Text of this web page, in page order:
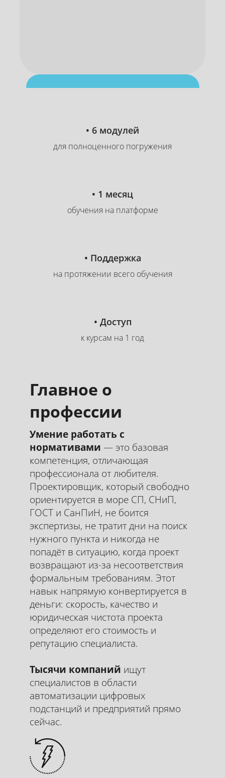
Навигатор поСП,
СНиП, ГОСТ
Системный практикум по работе с
нормативной документацией для
инженеров и проектировщиков. Вы
научитесь быстро находить актуальные
версии документов, правильно
интерпретировать требования,
выстраивать логику применения норм в
реальных проектах и уверенно защищать
свои решения перед экспертизой и
заказчиком. Без заучивания томов —
только алгоритмы, чек-листы и
практические приёмы, которые экономят
часы рабочего времени и предотвращают
дорогостоящие ошибки.
Записаться на курс
• 6 модулей
для полноценного погружения
• 1 месяц
обучения на платформе
• Поддержка
на протяжении всего обучения
• Доступ
к курсам на 1 год
Главное о
профессии
Умение работать с
нормативами — это базовая
компетенция, отличающая
профессионала от любителя.
Проектировщик, который свободно
ориентируется в море СП, СНиП,
ГОСТ и СанПиН, не боится
экспертизы, не тратит дни на поиск
нужного пункта и никогда не
попадёт в ситуацию, когда проект
возвращают из-за несоответствия
формальным требованиям. Этот
навык напрямую конвертируется в
деньги: скорость, качество и
юридическая чистота проекта
определяют его стоимость и
репутацию специалиста.
Тысячи компаний ищут
специалистов в области
автоматизации цифровых
подстанций и предприятий прямо
сейчас.